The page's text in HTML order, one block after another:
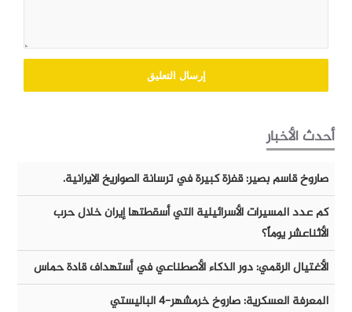
أحدث الأخبار
صاروخ قاسم بصير: قفزة كبيرة في ترسانة الصواريخ الايرانية.
كم عدد المسيرات الأسرائيلية التي أسقطتها إيران خلال حرب
الأثناعشر يوماً؟
الأغتيال الرقمي: دور الذكاء الأصطناعي في أستهداف قادة حماس
المعرفة العسكرية: صاروخ خرمشهر-٤ الباليستي